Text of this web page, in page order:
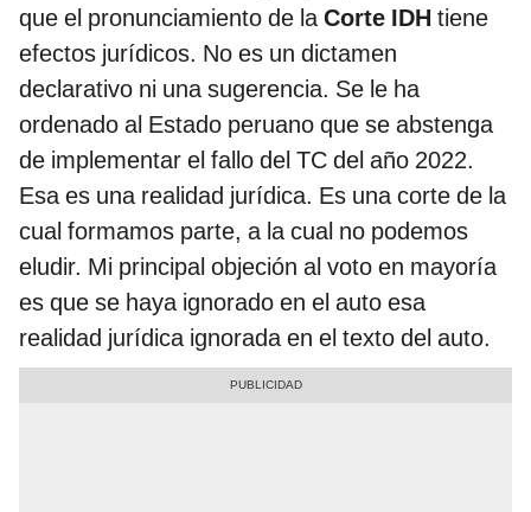
que el pronunciamiento de laCorte IDH tiene
efectos jurídicos. No es un dictamen
declarativo ni una sugerencia. Se le ha
ordenado al Estado peruano que se abstenga
de implementar el fallo del TC del año 2022.
Esa es una realidad jurídica. Es una corte de la
cual formamos parte, a la cual no podemos
eludir. Mi principal objeción al voto en mayoría
es que se haya ignorado en el auto esa
realidad jurídica ignorada en el texto del auto.